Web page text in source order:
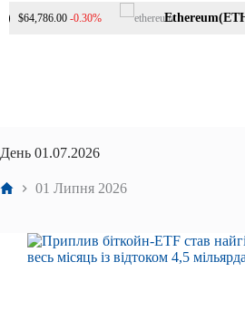
до$64,786.00 -0.30% Ethereum(ETH)
День 01.07.2026
Головна
01 Липня 2026